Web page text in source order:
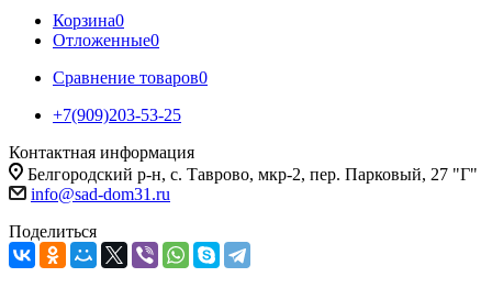
Корзина0
Отложенные0
Сравнение товаров0
+7(909)203-53-25
Контактная информация
Белгородский р-н, с. Таврово, мкр-2, пер. Парковый, 27 "Г"
info@sad-dom31.ru
Поделиться